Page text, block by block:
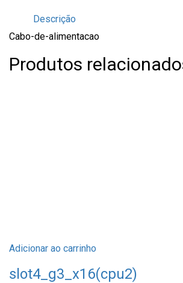
Descrição
Cabo-de-alimentacao
Produtos
Adicionar ao carrinho
slot4_g3_x16(cpu2)